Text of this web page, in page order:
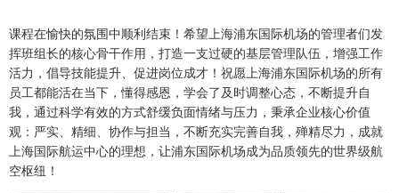
课程在愉快的氛围中顺利结束！希望上海浦东国际机场的管理者们发
挥班组长的核心骨干作用，打造一支过硬的基层管理队伍，增强工作
活力，倡导技能提升、促进岗位成才！祝愿上海浦东国际机场的所有
员工都能活在当下，懂得感恩，学会了及时调整心态，不断提升自
我，通过科学有效的方式舒缓负面情绪与压力，秉承企业核心价值
观：严实、精细、协作与担当，不断充实完善自我，殚精尽力，成就
上海国际航运中心的理想，让浦东国际机场成为品质领先的世界级航
空枢纽！